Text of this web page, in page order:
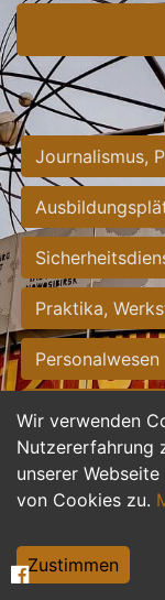
Wir verwenden
Nutzererfahrung
unserer
von Cookies zu.
Zustimmen
Journalismus,
Praktika,
Personalwesen
Hilfskräfte,
Einkauf,
Weiterbildung,
Tourismus